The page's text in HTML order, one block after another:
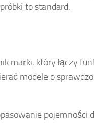
to standard.
marki, który łączy
modele o
pojemności